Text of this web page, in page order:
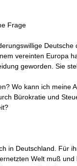
Frage
vereinten Europa
geworden. Sie
Wo kann ich meine
Bürokratie und
in Deutschland. Für
Welt muß